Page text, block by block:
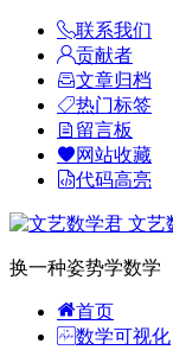
联系我们
贡献者
文章归档
热门标签
留言板
网站收藏
代码高亮
文艺
换一种姿势学数学
首页
数学可视化